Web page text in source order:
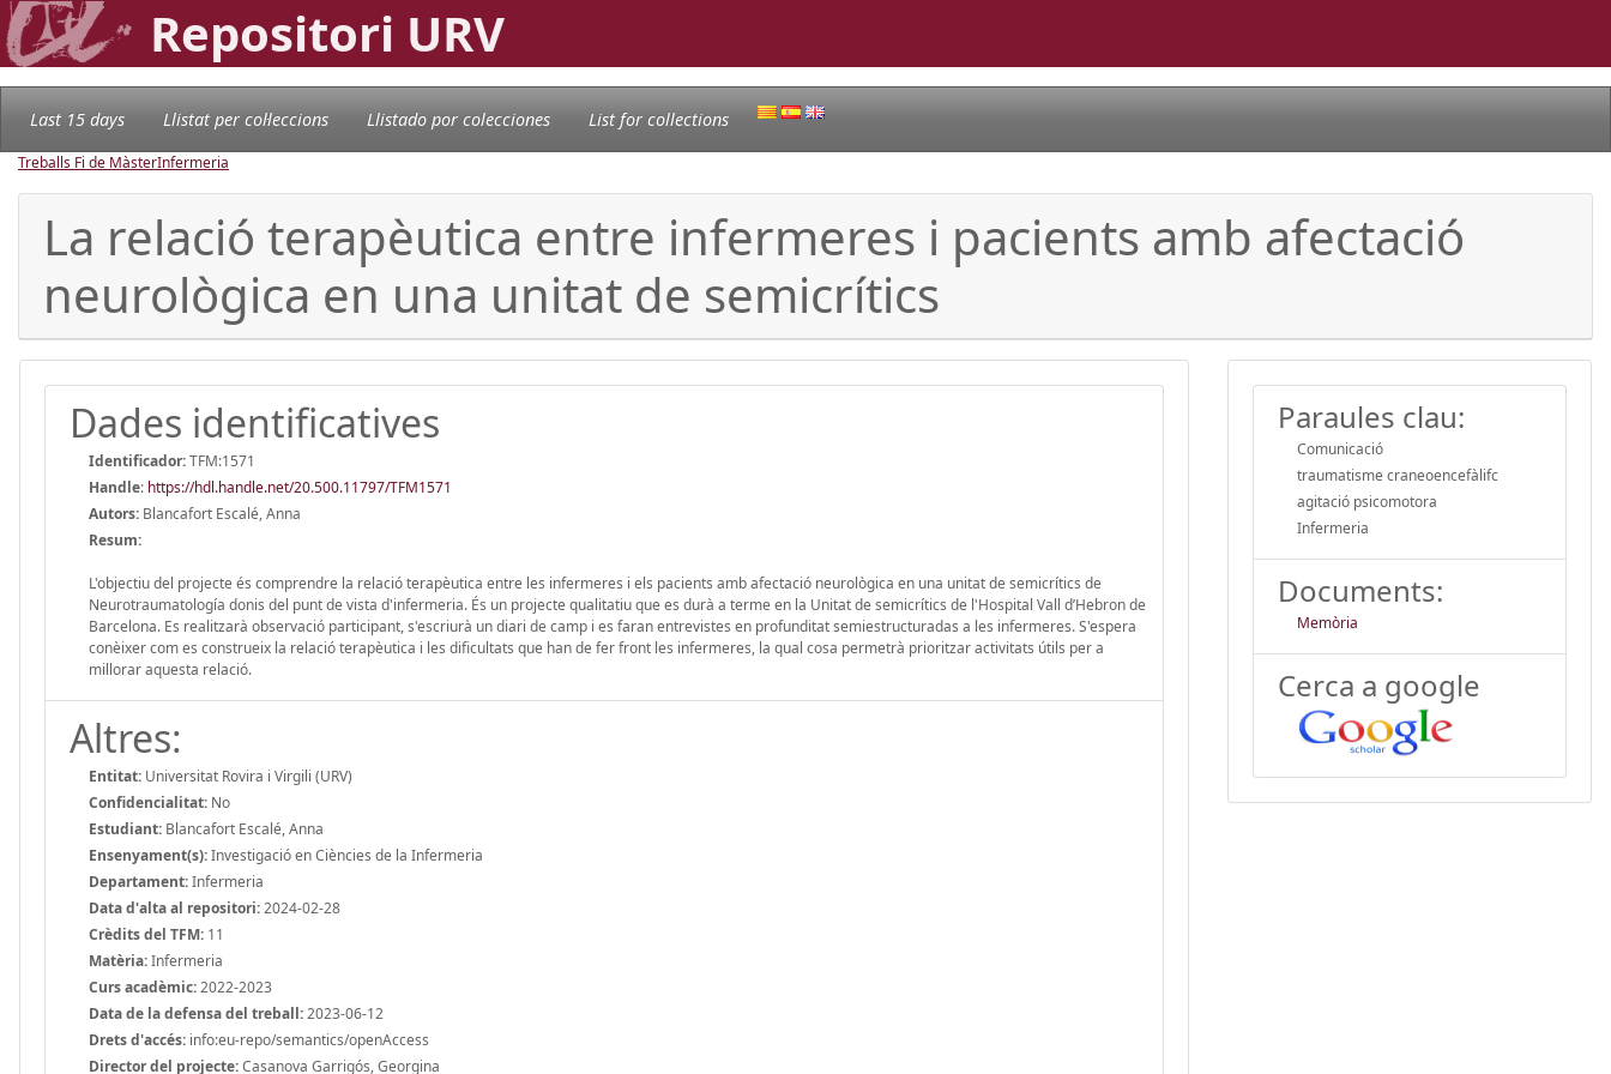
Repositori URV
Last 15 days Llistat per col·leccions Llistado por colecciones List for collections
Treballs Fi de MàsterInfermeria
La relació terapèutica entre infermeres i pacients amb afectació
neurològica en una unitat de semicrítics
Dades identificatives
Identificador:TFM:1571
Handle: https://hdl.handle.net/20.500.11797/TFM1571
Autors: Blancafort Escalé, Anna
Resum:
L'objectiu del projecte és comprendre la relació terapèutica entre les infermeres i els pacients amb afectació neurològica en una unitat de semicrítics de
Neurotraumatología donis del punt de vista d'infermeria. És un projecte qualitatiu que es durà a terme en la Unitat de semicrítics de l'Hospital Vall d’Hebron de
Barcelona. Es realitzarà observació participant, s'escriurà un diari de camp i es faran entrevistes en profunditat semiestructuradas a les infermeres. S'espera
conèixer com es construeix la relació terapèutica i les dificultats que han de fer front les infermeres, la qual cosa permetrà prioritzar activitats útils per a
millorar aquesta relació.
Altres:
Entitat: Universitat Rovira i Virgili (URV)
Confidencialitat: No
Estudiant: Blancafort Escalé, Anna
Ensenyament(s):Investigació en Ciències de la Infermeria
Departament:Infermeria
Data d'alta al repositori:2024-02-28
Crèdits del TFM: 11
Matèria:Infermeria
Curs acadèmic:2022-2023
Data de la defensa del treball:2023-06-12
Drets d'accés: info:eu-repo/semantics/openAccess
Director del projecte:Casanova Garrigós, Georgina
Paraules clau:
Comunicació
traumatisme craneoencefàlifc
agitació psicomotora
Infermeria
Documents:
Memòria
Cerca a google